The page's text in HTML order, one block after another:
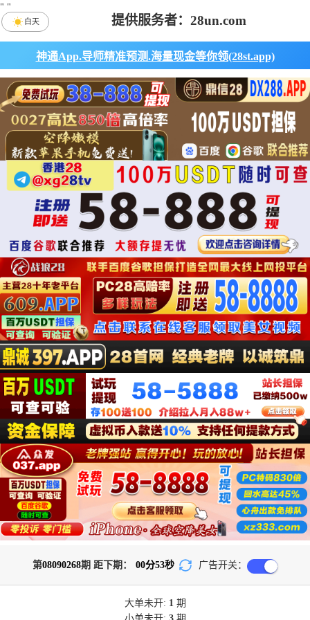
提供服务者：28un.com
白天
第08090268期 距下期： 00分52秒 广告开关：
大单未开: 1期
" "